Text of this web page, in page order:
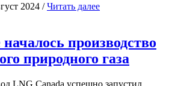
2024 /Читать далее
производство
природного газа
LNG Canada успешно запустил